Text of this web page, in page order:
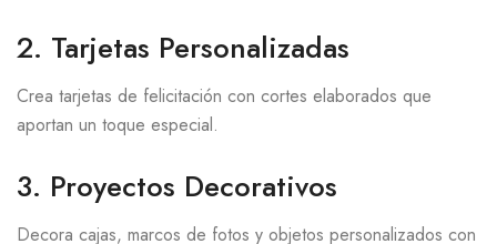
2. Tarjetas Personalizadas
Crea tarjetas de felicitación con cortes elaborados que
aportan un toque especial.
3. Proyectos Decorativos
Decora cajas, marcos de fotos y objetos personalizados con